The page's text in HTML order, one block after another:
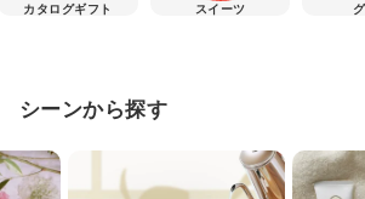
カタログギフト スイーツ
シーンから探す